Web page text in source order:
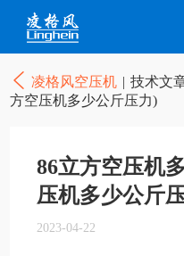
凌格风空压机 | 技术文
方空压机多少公斤压力)
86立方空压机
压机多少公斤
2023-04-22